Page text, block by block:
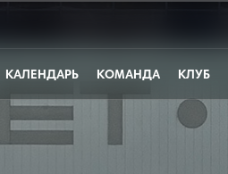
КАЛЕНДАРЬ КОМАНДА КЛУБ